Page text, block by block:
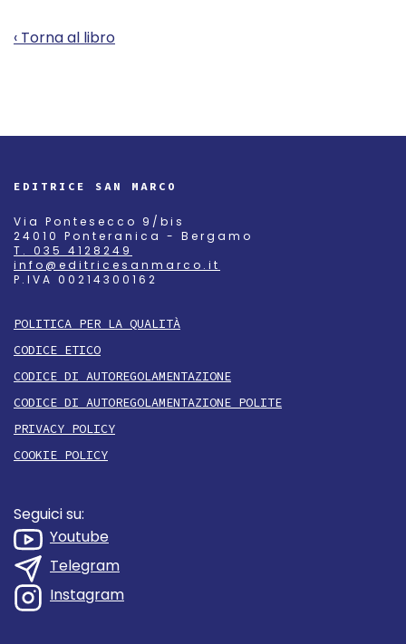
‹ Torna al libro
EDITRICE SAN MARCO
Via Pontesecco 9/bis
24010 Ponteranica - Bergamo
T. 035 4128249
info@editricesanmarco.it
P.IVA 00214300162
POLITICA PER LA QUALITÀ
CODICE ETICO
CODICE DI AUTOREGOLAMENTAZIONE
CODICE DI AUTOREGOLAMENTAZIONE POLITE
PRIVACY POLICY
COOKIE POLICY
Seguici su:
Youtube
Telegram
Instagram